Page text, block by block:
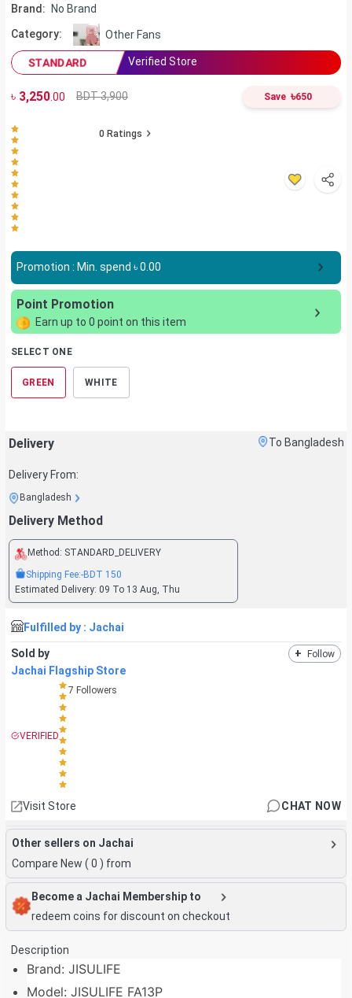
Brand:
No Brand
Category:
Other Fans
STANDARD Verified Store
৳ 3,250.00 BDT 3,900 Save ৳650
0 Ratings
Promotion : Min. spend ৳0.00
Point Promotion
Earn up to 0 point on this item
SELECT ONE
GREEN WHITE
Delivery To Bangladesh
Delivery From:
Bangladesh
Delivery Method
Method: STANDARD_DELIVERY
Shipping Fee:-BDT 150
Estimated Delivery: 09 To 13 Aug, Thu
Fulfilled by : Jachai
Sold by + Follow
Jachai Flagship Store
VERIFIED
7 Followers
Visit Store CHAT NOW
Other sellers on Jachai
Compare New (0 ) from
Become a Jachai Membership to
redeem coins for discount on checkout
Description
Brand: JISULIFE
Model: JISULIFE FA13P